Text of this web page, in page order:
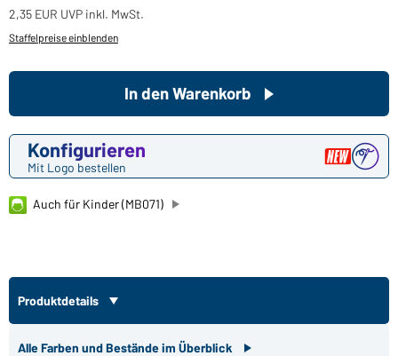
2,35 EUR UVP inkl. MwSt.
Staffelpreise einblenden
Konfigurieren
Mit Logo bestellen
In den Warenkorb
Auch für Kinder (MB071)
Produktdetails
Alle Farben und Bestände im Überblick